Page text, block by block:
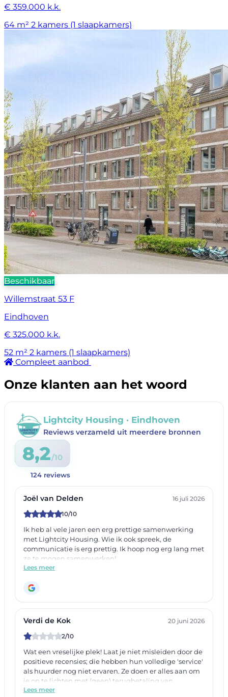
€ 359.000 k.k.
64 m² 2 kamers (1 slaapkamers)
Beschikbaar
Willemstraat 53 F
Eindhoven
€ 325.000 k.k.
52 m² 2 kamers (1 slaapkamers)
Compleet aanbod
Onze klanten aan het woord